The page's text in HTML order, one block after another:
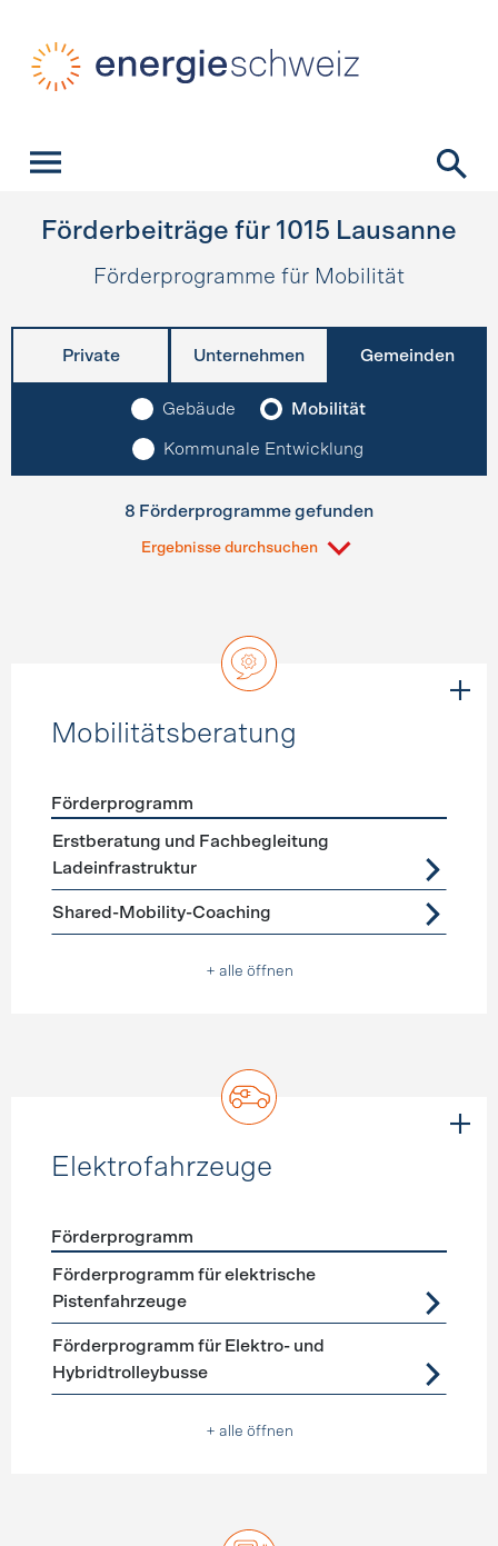
Förderbeiträge für 1015 Lausanne
Förderprogramme für Mobilität
Private Unternehmen Gemeinden
Gebäude Mobilität
Kommunale Entwicklung
8 Förderprogramme gefunden
Ergebnisse durchsuchen
Mobilitätsberatung
Förderprogramme Mobilitätsberatung
Förderprogramm
Erstberatung und Fachbegleitung
Ladeinfrastruktur
Shared-Mobility-Coaching
+ alle öffnen
Elektrofahrzeuge
Förderprogramme Elektrofahrzeuge
Förderprogramm
Förderprogramm für elektrische
Pistenfahrzeuge
Förderprogramm für Elektro- und
Hybridtrolleybusse
+ alle öffnen